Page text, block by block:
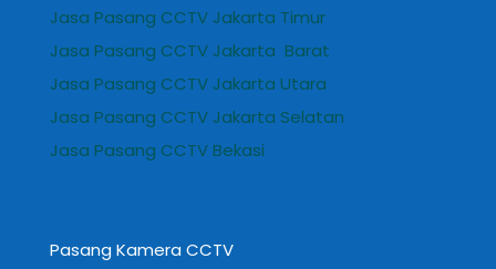
Jasa Pasang CCTV Jakarta Timur
Jasa Pasang CCTV Jakarta Barat
Jasa Pasang CCTV Jakarta Utara
Jasa Pasang CCTV Jakarta Selatan
Jasa Pasang CCTV Bekasi
Pasang Kamera CCTV